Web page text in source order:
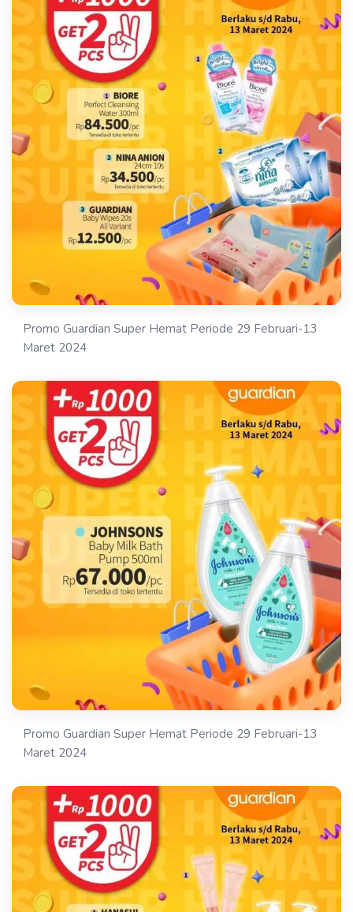
Promo Guardian Super Hemat Periode 29 Februari-13
Maret 2024
Promo Guardian Super Hemat Periode 29 Februari-13
Maret 2024